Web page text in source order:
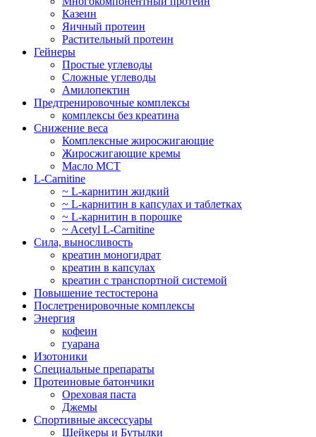
Казеин
Яичный протеин
Растительный протеин
Гейнеры
Простые углеводы
Сложные углеводы
Амилопектин
Предтренировочные комплексы
комплексы без креатина
Снижение веса
Комплексные жиросжигающие
Жиросжигающие кремы
Масло МСТ
L-Carnitine
~ L-карнитин жидкий
~ L-карнитин в капсулах и таблетках
~ L-карнитин в порошке
~ Acetyl L-Carnitine
Сила, выносливость
креатин моногидрат
креатин в капсулах
креатин с транспортной системой
Повышение тестостерона
Послетренировочные комплексы
Энергия
кофеин
гуарана
Изотоники
Специальные препараты
Протеиновые батончики
Ореховая паста
Джемы
Спортивные аксессуары
Шейкеры и Бутылки